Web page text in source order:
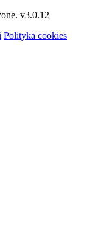
v3.0.12
Polityka cookies